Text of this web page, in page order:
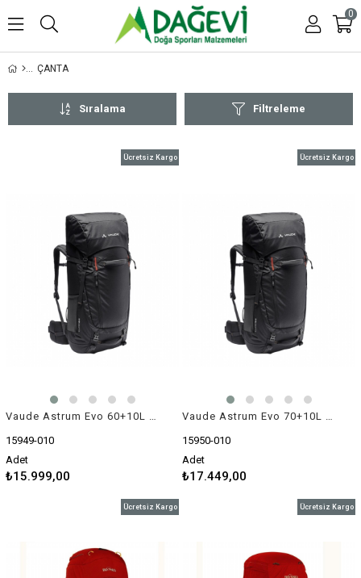
0
ÇANTA
Filtreleme
Sıralama
15949-010
Adet
₺15.999,00
Ücretsiz Kargo
15950-010
Adet
₺17.449,00
Ücretsiz Kargo
Ücretsiz Kargo Ücretsiz Kargo